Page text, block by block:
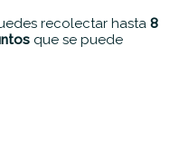
recolectar hasta 8
que se puede